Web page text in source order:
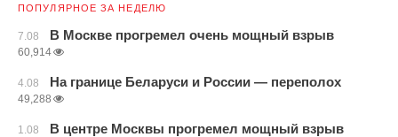
ПОПУЛЯРНОЕ ЗА НЕДЕЛЮ
7.08 В Москве прогремел очень мощный взрыв
60,914
4.08 На границе Беларуси и России — переполох
49,288
1.08 В центре Москвы прогремел мощный взрыв